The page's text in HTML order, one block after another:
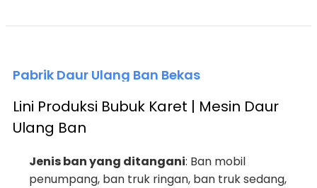
Pabrik Daur Ulang Ban Bekas
Lini Produksi Bubuk Karet | Mesin Daur
Ulang Ban
Jenis ban yang ditangani: Ban mobil
penumpang, ban truk ringan, ban truk sedang,